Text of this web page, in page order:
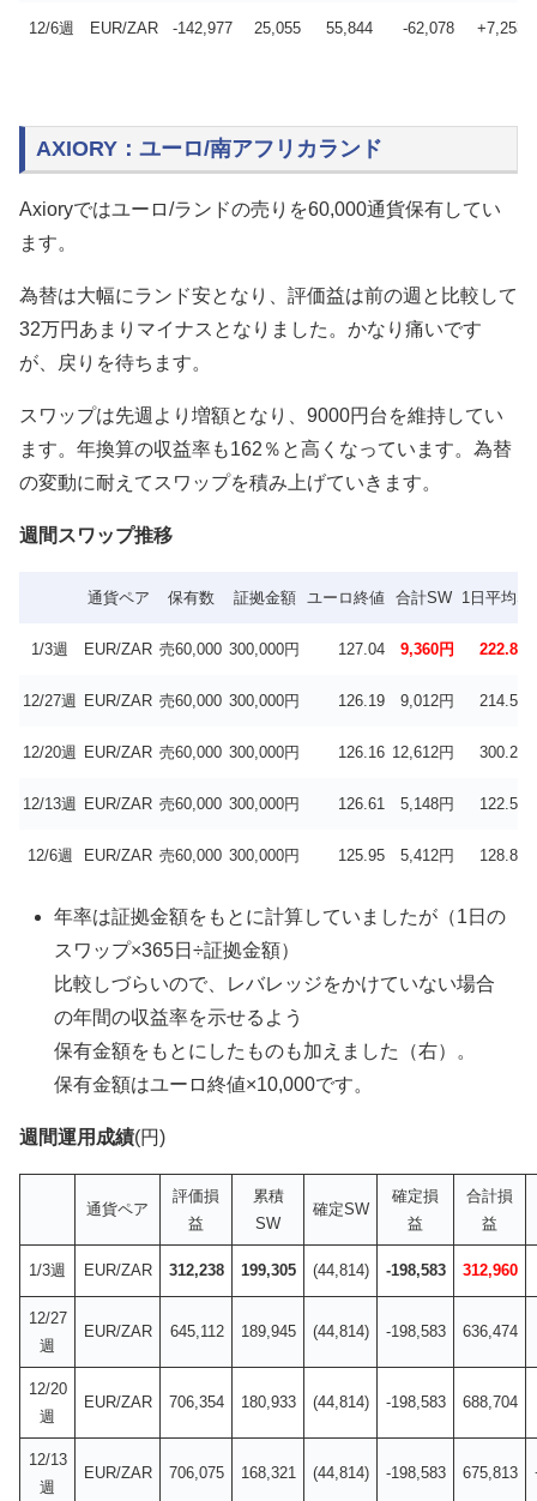
12/6週 EUR/ZAR -142,977 25,055 55,844 -62,078 +7,253
AXIORY：ユーロ/南アフリカランド
Axioryではユーロ/ランドの売りを60,000通貨保有してい
ます。
為替は大幅にランド安となり、評価益は前の週と比較して
32万円あまりマイナスとなりました。かなり痛いです
が、戻りを待ちます。
スワップは先週より増額となり、9000円台を維持してい
ます。年換算の収益率も162％と高くなっています。為替
の変動に耐えてスワップを積み上げていきます。
週間スワップ推移
通貨ペア 保有数 証拠金額 ユーロ終値 合計SW 1日平均
1/3週 EUR/ZAR 売60,000 300,000円 127.04 9,360円 222.86
12/27週 EUR/ZAR 売60,000 300,000円 126.19 9,012円 214.57
12/20週 EUR/ZAR 売60,000 300,000円 126.16 12,612円 300.29
12/13週 EUR/ZAR 売60,000 300,000円 126.61 5,148円 122.57
12/6週 EUR/ZAR 売60,000 300,000円 125.95 5,412円 128.86
年率は証拠金額をもとに計算していましたが（1日の
スワップ×365日÷証拠金額）
比較しづらいので、レバレッジをかけていない場合
の年間の収益率を示せるよう
保有金額をもとにしたものも加えました（右）。
保有金額はユーロ終値×10,000です。
週間運用成績(円)
通貨ペア
評価損
益
累積
SW
確定SW
確定損
益
合計損
益
1/3週 EUR/ZAR 312,238 199,305 (44,814) -198,583 312,960
12/27
週
EUR/ZAR 645,112 189,945 (44,814) -198,583 636,474
12/20
週
EUR/ZAR 706,354 180,933 (44,814) -198,583 688,704
12/13
週
EUR/ZAR 706,075 168,321 (44,814) -198,583 675,813